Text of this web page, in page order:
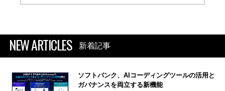
NEW ARTICLES 新着記事
ソフトバンク、AIコーディングツールの活用と
ガバナンスを両立する新機能